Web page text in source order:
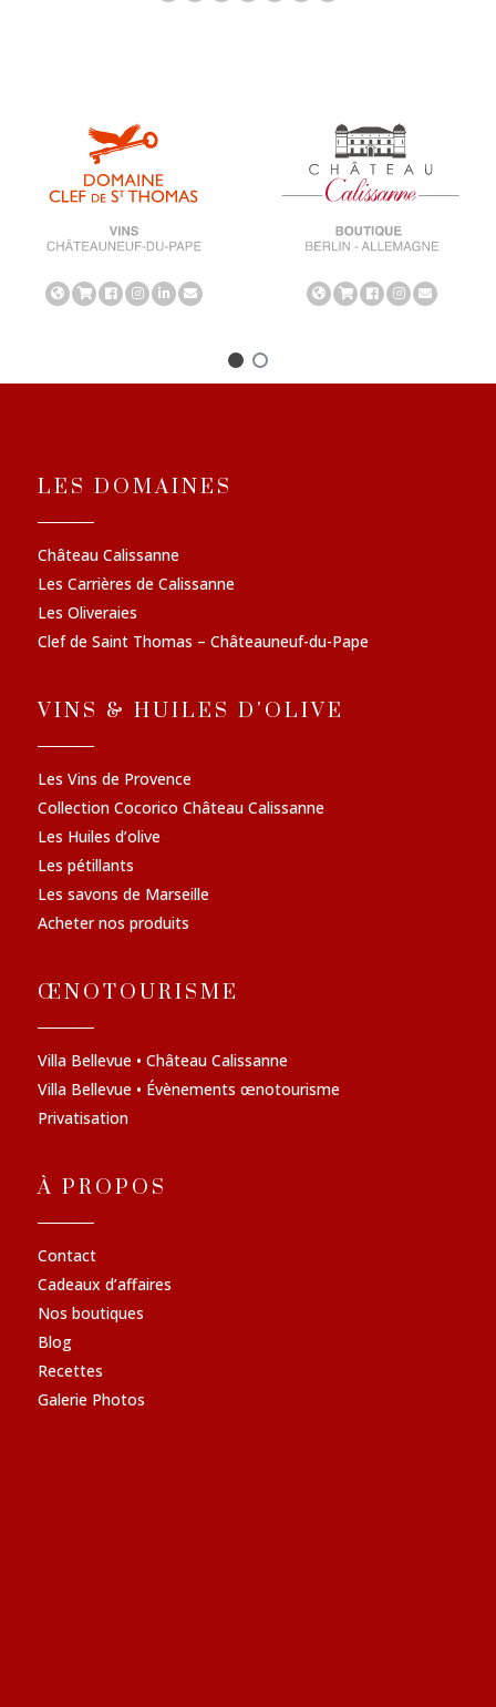
LES DOMAINES
Château Calissanne
Les Carrières de Calissanne
Les Oliveraies
Clef de Saint Thomas – Châteauneuf-du-Pape
VINS & HUILES D'OLIVE
Les Vins de Provence
Collection Cocorico Château Calissanne
Les Huiles d’olive
Les pétillants
Les savons de Marseille
Acheter nos produits
ŒNOTOURISME
Villa Bellevue • Château Calissanne
Villa Bellevue • Évènements œnotourisme
Privatisation
À PROPOS
Contact
Cadeaux d’affaires
Nos boutiques
Blog
Recettes
Galerie Photos